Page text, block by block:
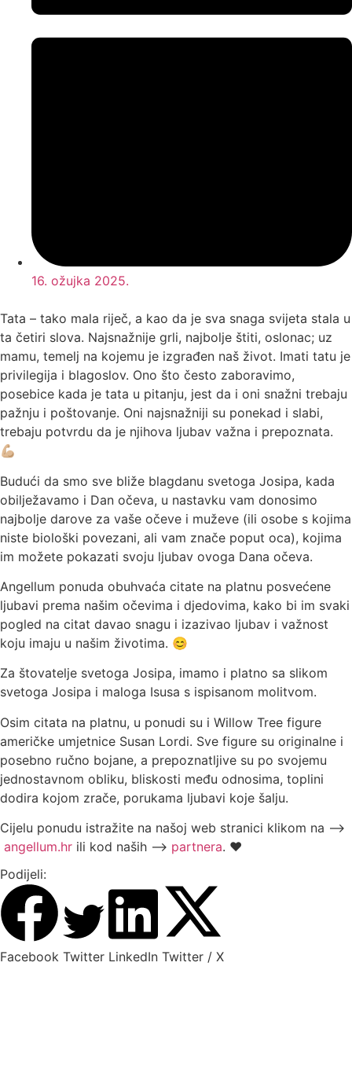
16. ožujka 2025.
Tata – tako mala riječ, a kao da je sva snaga svijeta stala u
ta četiri slova. Najsnažnije grli, najbolje štiti, oslonac; uz
mamu, temelj na kojemu je izgrađen naš život. Imati tatu je
privilegija i blagoslov. Ono što često zaboravimo,
posebice kada je tata u pitanju, jest da i oni snažni trebaju
pažnju i poštovanje. Oni najsnažniji su ponekad i slabi,
trebaju potvrdu da je njihova ljubav važna i prepoznata.
💪🏼
Budući da smo sve bliže blagdanu svetoga Josipa, kada
obilježavamo i Dan očeva, u nastavku vam donosimo
najbolje darove za vaše očeve i muževe (ili osobe s kojima
niste biološki povezani, ali vam znače poput oca), kojima
im možete pokazati svoju ljubav ovoga Dana očeva.
Angellum ponuda obuhvaća citate na platnu posvećene
ljubavi prema našim očevima i djedovima, kako bi im svaki
pogled na citat davao snagu i izazivao ljubav i važnost
koju imaju u našim životima. 😊
Za štovatelje svetoga Josipa, imamo i platno sa slikom
svetoga Josipa i maloga Isusa s ispisanom molitvom.
Osim citata na platnu, u ponudi su i Willow Tree figure
američke umjetnice Susan Lordi. Sve figure su originalne i
posebno ručno bojane, a prepoznatljive su po svojemu
jednostavnom obliku, bliskosti među odnosima, toplini
dodira kojom zrače, porukama ljubavi koje šalju.
Cijelu ponudu istražite na našoj web stranici klikom na —>
angellum.hr ili kod naših —> partnera. ♥️
Podijeli:
Facebook Twitter LinkedIn Twitter / X